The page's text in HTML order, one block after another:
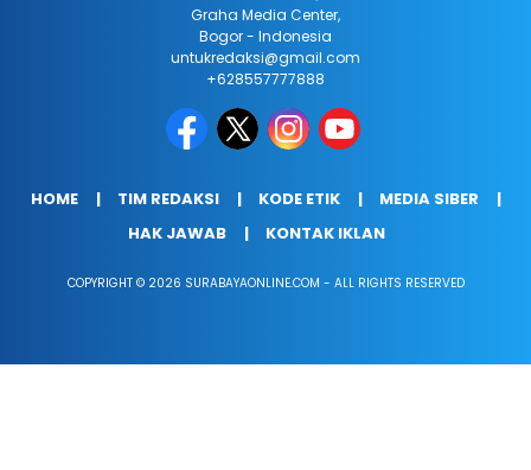
Graha Media Center,
Bogor - Indonesia
untukredaksi@gmail.com
+628557777888
HOME TIM REDAKSI KODE ETIK
MEDIA SIBER
HAK JAWAB
KONTAK IKLAN
COPYRIGHT © 2026 SURABAYAONLINE.COM - ALL RIGHTS RESERVED